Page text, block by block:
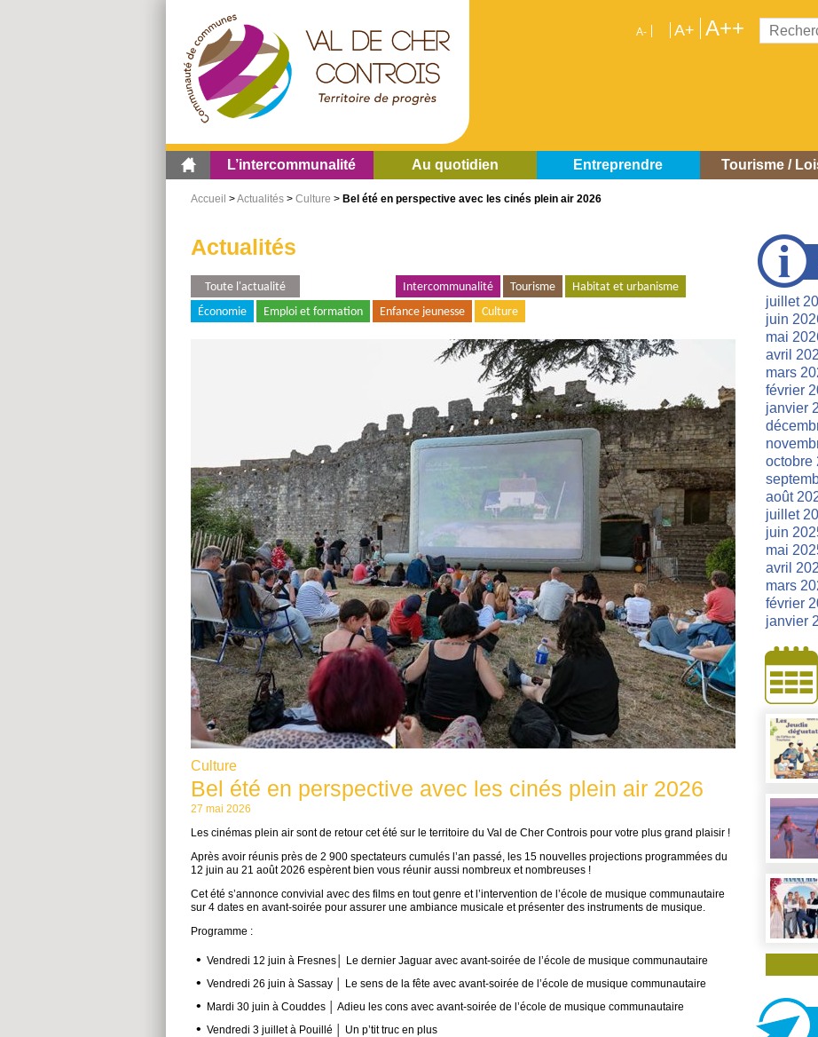
menu
contenu
recherche
A- A+ A++
L’intercommunalité Au quotidien Entreprendre Tourisme /
Accueil >Actualités > Culture > Bel été en perspective avec les cinés plein air 2026
Actualités
Toute l'actualité Intercommunalité Tourisme
Habitat et urbanisme
Économie
Emploi et formation Enfance jeunesse Culture
Culture
Bel été en perspective avec les cinés plein air 2026
27 mai 2026
Les cinémas plein air sont de retour cet été sur le territoire du Val de Cher Controis pour votre plus grand plaisir !
Après avoir réunis près de 2 900 spectateurs cumulés l’an passé, les 15 nouvelles projections programmées du
12 juin au 21 août 2026 espèrent bien vous réunir aussi nombreux et nombreuses !
Cet été s’annonce convivial avec des films en tout genre et l’intervention de l’école de musique communautaire
sur 4 dates en avant-soirée pour assurer une ambiance musicale et présenter des instruments de musique.
Programme :
Vendredi 12 juin à Fresnes│ Le dernier Jaguar avec avant-soirée de l’école de musique communautaire
Vendredi 26 juin à Sassay │ Le sens de la fête avec avant-soirée de l’école de musique communautaire
Mardi 30 juin à Couddes │ Adieu les cons avec avant-soirée de l’école de musique communautaire
Vendredi 3 juillet à Pouillé │ Un p’tit truc en plus
À
côtés
juillet
juin
mai
avril
mars
février
janvier
octobre
août
juillet
juin
mai
avril
mars
février
janvier